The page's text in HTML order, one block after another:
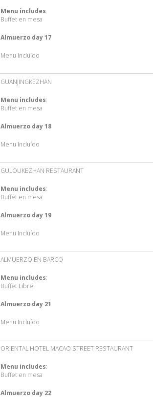
Menu includes:
Buffet en mesa
Almuerzo day 17
Menu Incluído
GUANJINGKEZHAN
Menu includes:
Buffet en mesa
Almuerzo day 18
Menu Incluído
GULOUKEZHAN RESTAURANT
Menu includes:
Buffet en mesa
Almuerzo day 19
Menu Incluído
ALMUERZO EN BARCO
Menu includes:
Buffet Libre
Almuerzo day 21
Menu Incluído
ORIENTAL HOTEL MACAO STREET RESTAURANT
Menu includes:
Buffet en mesa
Almuerzo day 22